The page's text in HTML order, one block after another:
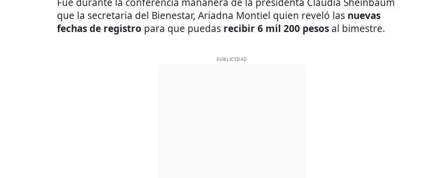
Fue durante la conferencia mañanera de la presidenta Claudia Sheinbaum
que la secretaria del Bienestar, Ariadna Montiel quien reveló las nuevas
fechas de registro para que puedas recibir 6 mil 200 pesos al bimestre.
PUBLICIDAD